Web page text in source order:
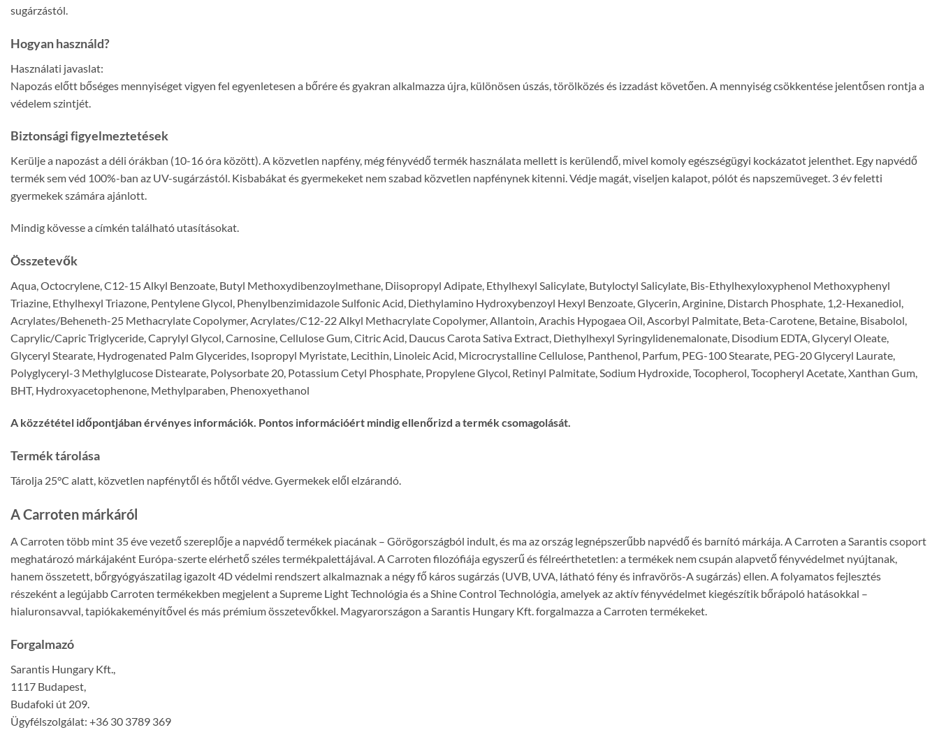
sugárzástól.
Hogyan használd?
Használati javaslat:
Napozás előtt bőséges mennyiséget vigyen fel egyenletesen a bőrére és gyakran alkalmazza újra, különösen úszás, törölközés és izzadást követően. A mennyiség csökkentése jelentősen rontja a
védelem szintjét.
Biztonsági figyelmeztetések
Kerülje a napozást a déli órákban (10-16 óra között). A közvetlen napfény, még fényvédő termék használata mellett is kerülendő, mivel komoly egészségügyi kockázatot jelenthet. Egy napvédő
termék sem véd 100%-ban az UV-sugárzástól. Kisbabákat és gyermekeket nem szabad közvetlen napfénynek kitenni. Védje magát, viseljen kalapot, pólót és napszemüveget. 3 év feletti
gyermekek számára ajánlott.
Mindig kövesse a címkén található utasításokat.
Összetevők
Aqua, Octocrylene, C12-15 Alkyl Benzoate, Butyl Methoxydibenzoylmethane, Diisopropyl Adipate, Ethylhexyl Salicylate, Butyloctyl Salicylate, Bis-Ethylhexyloxyphenol Methoxyphenyl
Triazine, Ethylhexyl Triazone, Pentylene Glycol, Phenylbenzimidazole Sulfonic Acid, Diethylamino Hydroxybenzoyl Hexyl Benzoate, Glycerin, Arginine, Distarch Phosphate, 1,2-Hexanediol,
Acrylates/Beheneth-25 Methacrylate Copolymer, Acrylates/C12-22 Alkyl Methacrylate Copolymer, Allantoin, Arachis Hypogaea Oil, Ascorbyl Palmitate, Beta-Carotene, Betaine, Bisabolol,
Caprylic/Capric Triglyceride, Caprylyl Glycol, Carnosine, Cellulose Gum, Citric Acid, Daucus Carota Sativa Extract, Diethylhexyl Syringylidenemalonate, Disodium EDTA, Glyceryl Oleate,
Glyceryl Stearate, Hydrogenated Palm Glycerides, Isopropyl Myristate, Lecithin, Linoleic Acid, Microcrystalline Cellulose, Panthenol, Parfum, PEG-100 Stearate, PEG-20 Glyceryl Laurate,
Polyglyceryl-3 Methylglucose Distearate, Polysorbate 20, Potassium Cetyl Phosphate, Propylene Glycol, Retinyl Palmitate, Sodium Hydroxide, Tocopherol, Tocopheryl Acetate, Xanthan Gum,
BHT, Hydroxyacetophenone, Methylparaben, Phenoxyethanol
A közzététel időpontjában érvényes információk. Pontos információért mindig ellenőrizd a termék csomagolását.
Termék tárolása
Tárolja 25°C alatt, közvetlen napfénytől és hőtől védve. Gyermekek elől elzárandó.
A Carroten márkáról
A Carroten több mint 35 éve vezető szereplője a napvédő termékek piacának – Görögországból indult, és ma az ország legnépszerűbb napvédő és barnító márkája. A Carroten a Sarantis csoport
meghatározó márkájaként Európa-szerte elérhető széles termékpalettájával. A Carroten filozófiája egyszerű és félreérthetetlen: a termékek nem csupán alapvető fényvédelmet nyújtanak,
hanem összetett, bőrgyógyászatilag igazolt 4D védelmi rendszert alkalmaznak a négy fő káros sugárzás (UVB, UVA, látható fény és infravörös-A sugárzás) ellen. A folyamatos fejlesztés
részeként a legújabb Carroten termékekben megjelent a Supreme Light Technológia és a Shine Control Technológia, amelyek az aktív fényvédelmet kiegészítik bőrápoló hatásokkal –
hialuronsavval, tapiókakeményítővel és más prémium összetevőkkel. Magyarországon a Sarantis Hungary Kft. forgalmazza a Carroten termékeket.
Forgalmazó
Sarantis Hungary Kft.,
1117 Budapest,
Budafoki út 209.
Ügyfélszolgálat: +36 30 3789 369